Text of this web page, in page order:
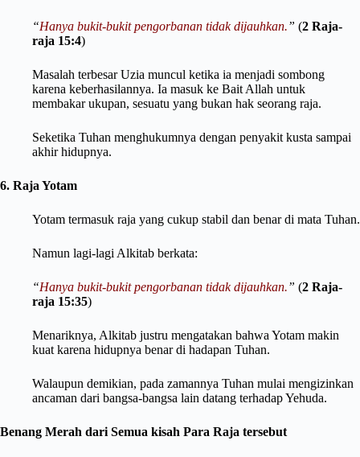
“Hanya bukit-bukit pengorbanan tidak dijauhkan.” (2 Raja-
raja 15:4)
Masalah terbesar Uzia muncul ketika ia menjadi sombong
karena keberhasilannya. Ia masuk ke Bait Allah untuk
membakar ukupan, sesuatu yang bukan hak seorang raja.
Seketika Tuhan menghukumnya dengan penyakit kusta sampai
akhir hidupnya.
6. Raja Yotam
Yotam termasuk raja yang cukup stabil dan benar di mata Tuhan.
Namun lagi-lagi Alkitab berkata:
“Hanya bukit-bukit pengorbanan tidak dijauhkan.” (2 Raja-
raja 15:35)
Menariknya, Alkitab justru mengatakan bahwa Yotam makin
kuat karena hidupnya benar di hadapan Tuhan.
Walaupun demikian, pada zamannya Tuhan mulai mengizinkan
ancaman dari bangsa-bangsa lain datang terhadap Yehuda.
Benang Merah dari Semua kisah Para Raja tersebut